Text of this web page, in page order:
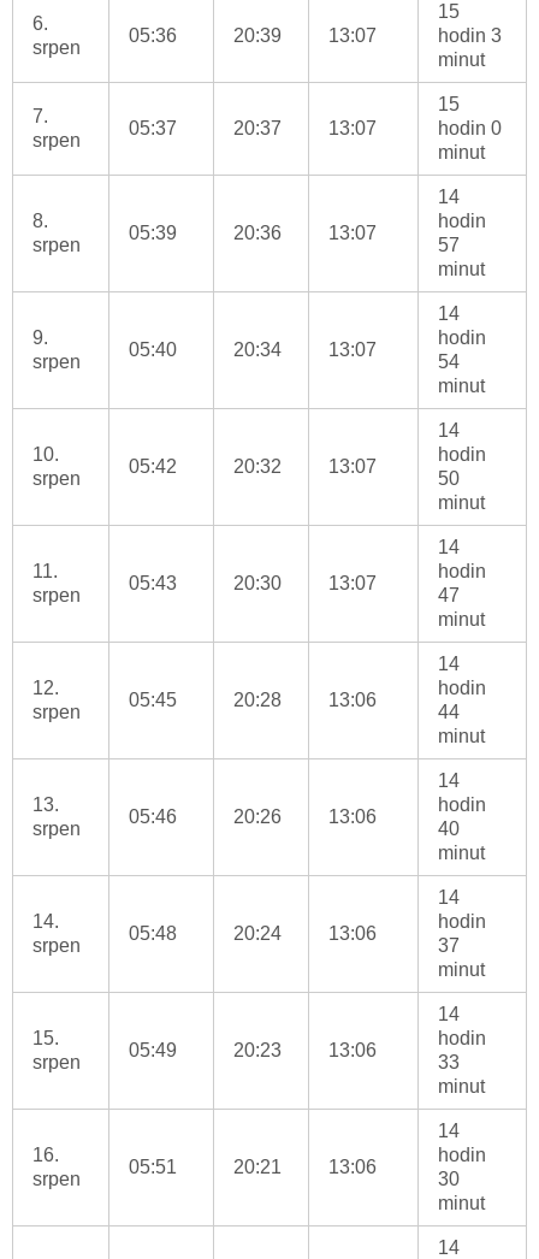
6.
srpen
05:36 20:39 13:07
15
hodin 3
minut
7.
srpen
05:37 20:37 13:07
15
hodin 0
minut
8.
srpen
05:39 20:36 13:07
14
hodin
57
minut
9.
srpen
05:40 20:34 13:07
14
hodin
54
minut
10.
srpen
05:42 20:32 13:07
14
hodin
50
minut
11.
srpen
05:43 20:30 13:07
14
hodin
47
minut
12.
srpen
05:45 20:28 13:06
14
hodin
44
minut
13.
srpen
05:46 20:26 13:06
14
hodin
40
minut
14.
srpen
05:48 20:24 13:06
14
hodin
37
minut
15.
srpen
05:49 20:23 13:06
14
hodin
33
minut
16.
srpen
05:51 20:21 13:06
14
hodin
30
minut
14